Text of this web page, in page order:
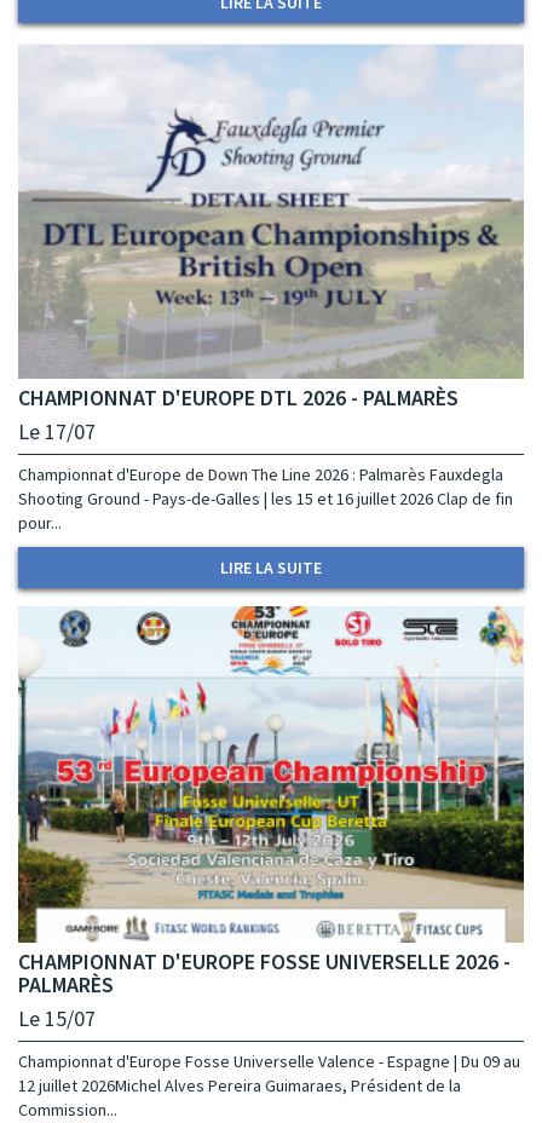
CHAMPIONNAT D'EUROPE DTL 2026 - PALMARÈS
Le 17/07
Championnat d'Europe de Down The Line 2026 : Palmarès Fauxdegla
Shooting Ground - Pays-de-Galles | les 15 et 16 juillet 2026 Clap de fin
pour...
LIRE LA SUITE
CHAMPIONNAT D'EUROPE FOSSE UNIVERSELLE 2026 -
PALMARÈS
Le 15/07
Championnat d'Europe Fosse Universelle Valence - Espagne | Du 09 au
12 juillet 2026Michel Alves Pereira Guimaraes, Président de la
Commission...